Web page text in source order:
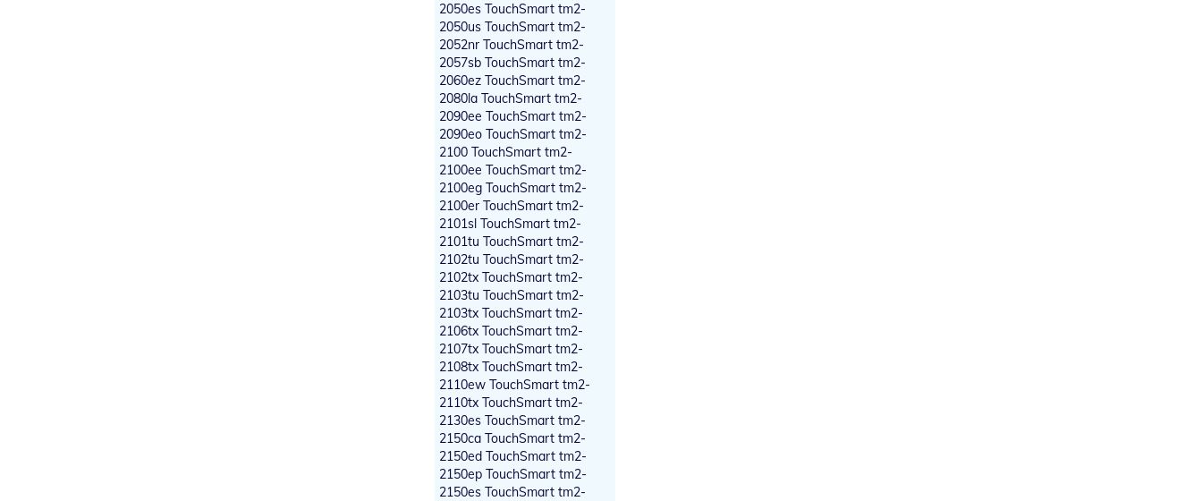
2050es TouchSmart tm2-
2050us TouchSmart tm2-
2052nr TouchSmart tm2-
2057sb TouchSmart tm2-
2060ez TouchSmart tm2-
2080la TouchSmart tm2-
2090ee TouchSmart tm2-
2090eo TouchSmart tm2-
2100 TouchSmart tm2-
2100ee TouchSmart tm2-
2100eg TouchSmart tm2-
2100er TouchSmart tm2-
2101sl TouchSmart tm2-
2101tu TouchSmart tm2-
2102tu TouchSmart tm2-
2102tx TouchSmart tm2-
2103tu TouchSmart tm2-
2103tx TouchSmart tm2-
2106tx TouchSmart tm2-
2107tx TouchSmart tm2-
2108tx TouchSmart tm2-
2110ew TouchSmart tm2-
2110tx TouchSmart tm2-
2130es TouchSmart tm2-
2150ca TouchSmart tm2-
2150ed TouchSmart tm2-
2150ep TouchSmart tm2-
2150es TouchSmart tm2-